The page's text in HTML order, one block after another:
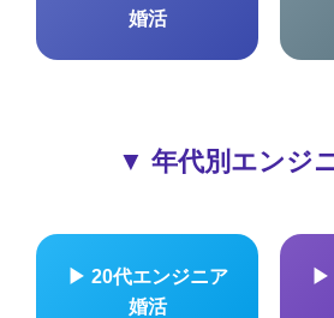
婚活
▼ 年代別エンジ
▶ 20代エンジニア
婚活
▶